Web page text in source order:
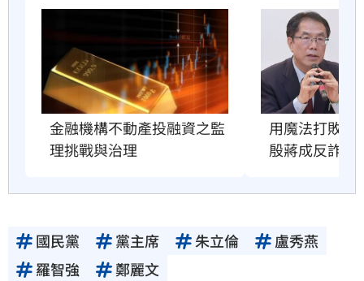
金融機構不動產投融資之監
理挑戰與治理
用魔法打敗魔
殷蔣成反詐教
國民黨 黨主席 朱立倫
盧秀燕
羅智強
鄭麗文